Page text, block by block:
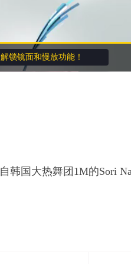
锁镜面和慢放功能！
韩国大热舞团1M的Sori